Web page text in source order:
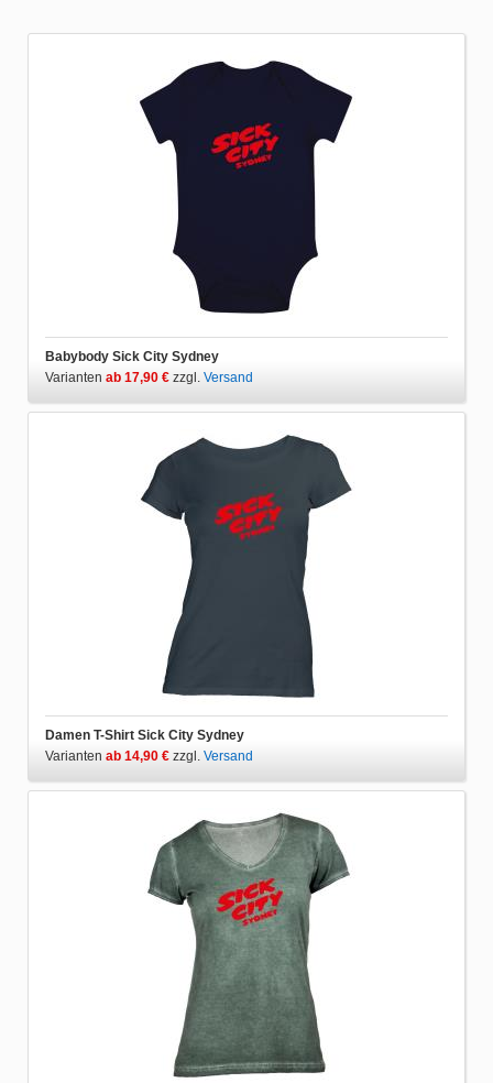
Babybody Sick City Sydney
Varianten ab 17,90 € zzgl. Versand
Damen T-Shirt Sick City Sydney
Varianten ab 14,90 € zzgl. Versand